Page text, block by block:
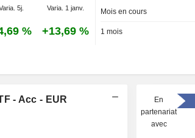
5j. Varia. 1 janv.
% +13,69 %
Mois en cours
1 mois
- Acc - EUR
En
partenariat
avec